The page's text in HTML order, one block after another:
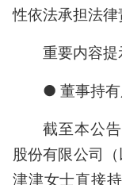
性依法承担法律
重要内容提
● 董事持
截至本公
股份有限公司
津津女士直接